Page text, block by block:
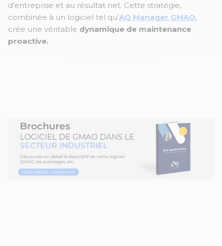
d'entreprise et au résultat net. Cette stratégie,
combinée à un logiciel tel qu’AQ Manager GMAO,
crée une véritable dynamique de maintenance
proactive.